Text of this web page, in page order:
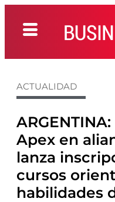
ACTUALIDAD
Apex en
lanza
cursos
habilidades